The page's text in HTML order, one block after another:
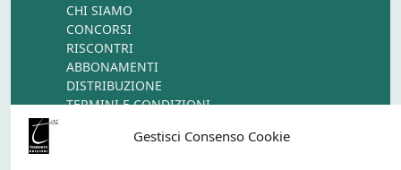
Gestisci Consenso Cookie
CHI SIAMO
CONCORSI
RISCONTRI
ABBONAMENTI
DISTRIBUZIONE
TERMINI E CONDIZIONI